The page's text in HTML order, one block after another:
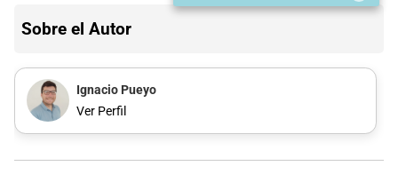
Sobre el Autor
Ignacio Pueyo
Ver Perfil